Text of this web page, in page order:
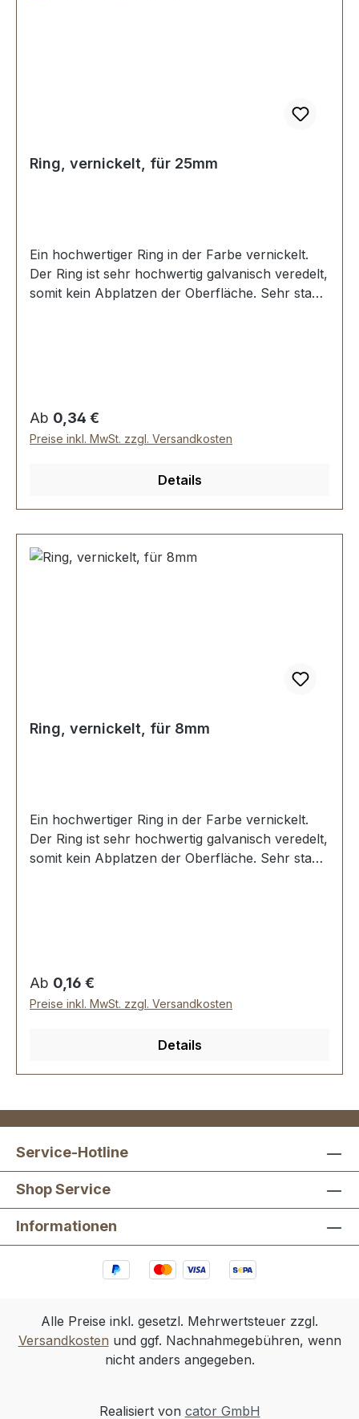
Ring, vernickelt, für 25mm
Ein hochwertiger Ring in der Farbe vernickelt.
Der Ring ist sehr hochwertig galvanisch veredelt,
somit kein Abplatzen der Oberfläche. Sehr stabil,
Regulärer Preis:
Ab 0,34 €
Preise inkl. MwSt. zzgl. Versandkosten
Details
Ring, vernickelt, für 8mm
Ein hochwertiger Ring in der Farbe vernickelt.
Der Ring ist sehr hochwertig galvanisch veredelt,
somit kein Abplatzen der Oberfläche. Sehr stabil,
Regulärer Preis:
Ab 0,16 €
Preise inkl. MwSt. zzgl. Versandkosten
Details
Service-Hotline
Shop Service
Informationen
Alle Preise inkl. gesetzl. Mehrwertsteuer zzgl.
Versandkosten und ggf. Nachnahmegebühren, wenn
nicht anders angegeben.
Realisiert von cator GmbH